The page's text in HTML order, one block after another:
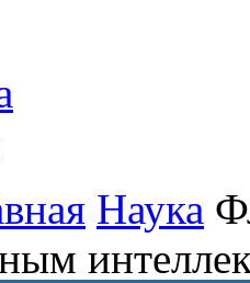
Наука